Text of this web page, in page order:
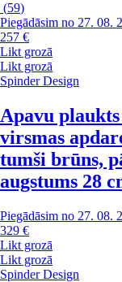
(59)
Piegādāsim no 27. 08.
257 €
Likt grozā
Likt grozā
Spinder Design
Apavu
virsmas
tumši brūns,
augstums 28
Piegādāsim no 27. 08.
329 €
Likt grozā
Likt grozā
Spinder Design